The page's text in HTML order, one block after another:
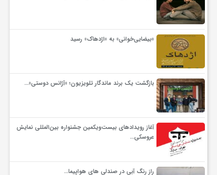
«بیضایی‌خوانی» به «اژدهاک» رسید
بازگشت یک برند ماندگار تلویزیون؛ «آژانس دوستی»…
آغاز رویدادهای بیست‌ویکمین جشنواره بین‌المللی نمایش
عروسکی…
راز رنگ آبی در صندلی های هواپیما…